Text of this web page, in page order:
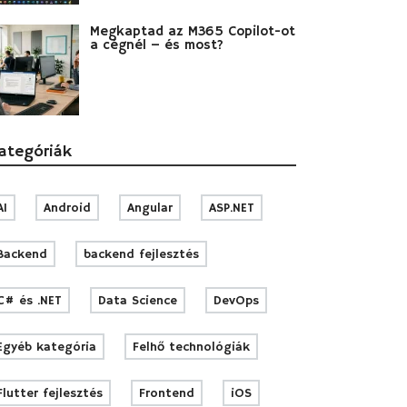
Megkaptad az M365 Copilot-ot
a cégnél – és most?
Android Angular ASP.NET
backend fejlesztés
és .NET Data Science DevOps
kategória Felhő technológiák
fejlesztés Frontend iOS